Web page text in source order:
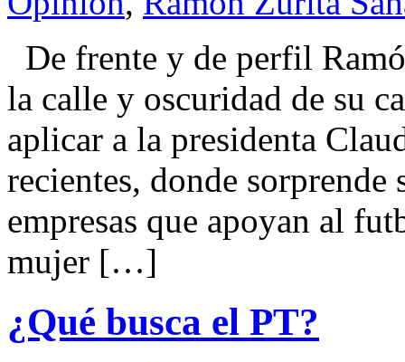
De frente y de perfil
la calle y oscuridad de su
aplicar a la presidenta
recientes, donde
empresas que apoyan al
mujer […]
¿Qué busca el PT?